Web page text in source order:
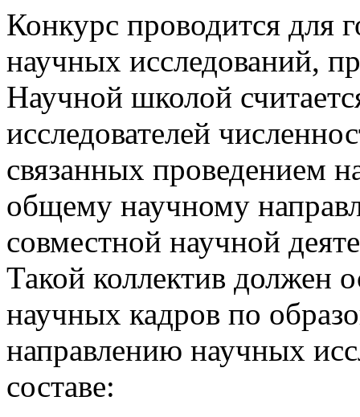
Конкурс проводится для
научных исследований,
Научной школой
исследователей
связанных проведением
общему научному
совместной научной
Такой коллектив должен
научных кадров по
направлению научных
составе: